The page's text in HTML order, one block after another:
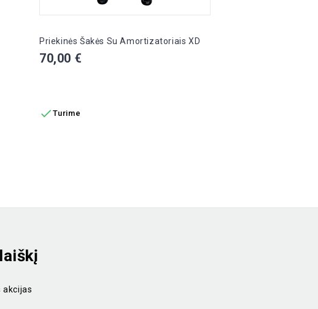
Priekinės Šakės Su Amortizatoriais XD
Kaina
70,00 €
 Turime
akcijas